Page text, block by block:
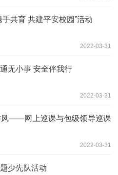
共育 共建平安校园”活动
2022-03-31
无小事 安全伴我行
2022-03-31
风——网上巡课与包级领导巡课
2022-03-31
少先队活动